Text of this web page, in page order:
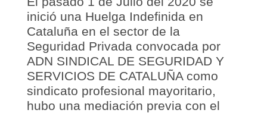
inició una Huelga Indefinida en
Cataluña en el sector de la
Seguridad Privada convocada por
ADN SINDICAL DE SEGURIDAD Y
SERVICIOS DE CATALUÑA como
sindicato profesional mayoritario,
hubo una mediación previa con el